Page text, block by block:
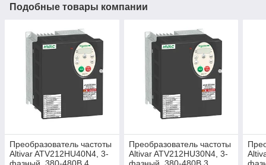
Подобные товары компании
Преобразователь частоты
Altivar ATV212HU40N4, 3-
Преобразователь частоты
Altivar ATV212HU30N4, 3-